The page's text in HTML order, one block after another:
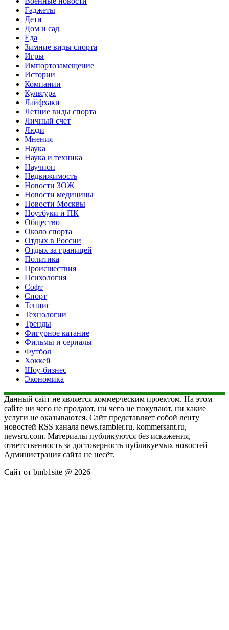
Гаджеты
Дети
Дом и сад
Еда
Зимние виды спорта
Игры
Импортозамещение
Истории
Компании
Культура
Лайфхаки
Летние виды спорта
Личный счет
Люди
Мнения
Наука
Наука и техника
Научпоп
Недвижимость
Новости ЗОЖ
Новости медицины
Новости Москвы
Ноутбуки и ПК
Общество
Около спорта
Отдых в России
Отдых за границей
Политика
Происшествия
Психология
Софт
Спорт
Теннис
Технологии
Тренды
Фигурное катание
Фильмы и сериалы
Футбол
Хоккей
Шоу-бизнес
Экономика
Данный сайт не является коммерческим проектом. На этом
сайте ни чего не продают, ни чего не покупают, ни какие
услуги не оказываются. Сайт представляет собой ленту
новостей RSS канала news.rambler.ru, kommersant.ru,
newsru.com. Материалы публикуются без искажения,
ответственность за достоверность публикуемых новостей
Администрация сайта не несёт.
Сайт от bmb1site @ 2026